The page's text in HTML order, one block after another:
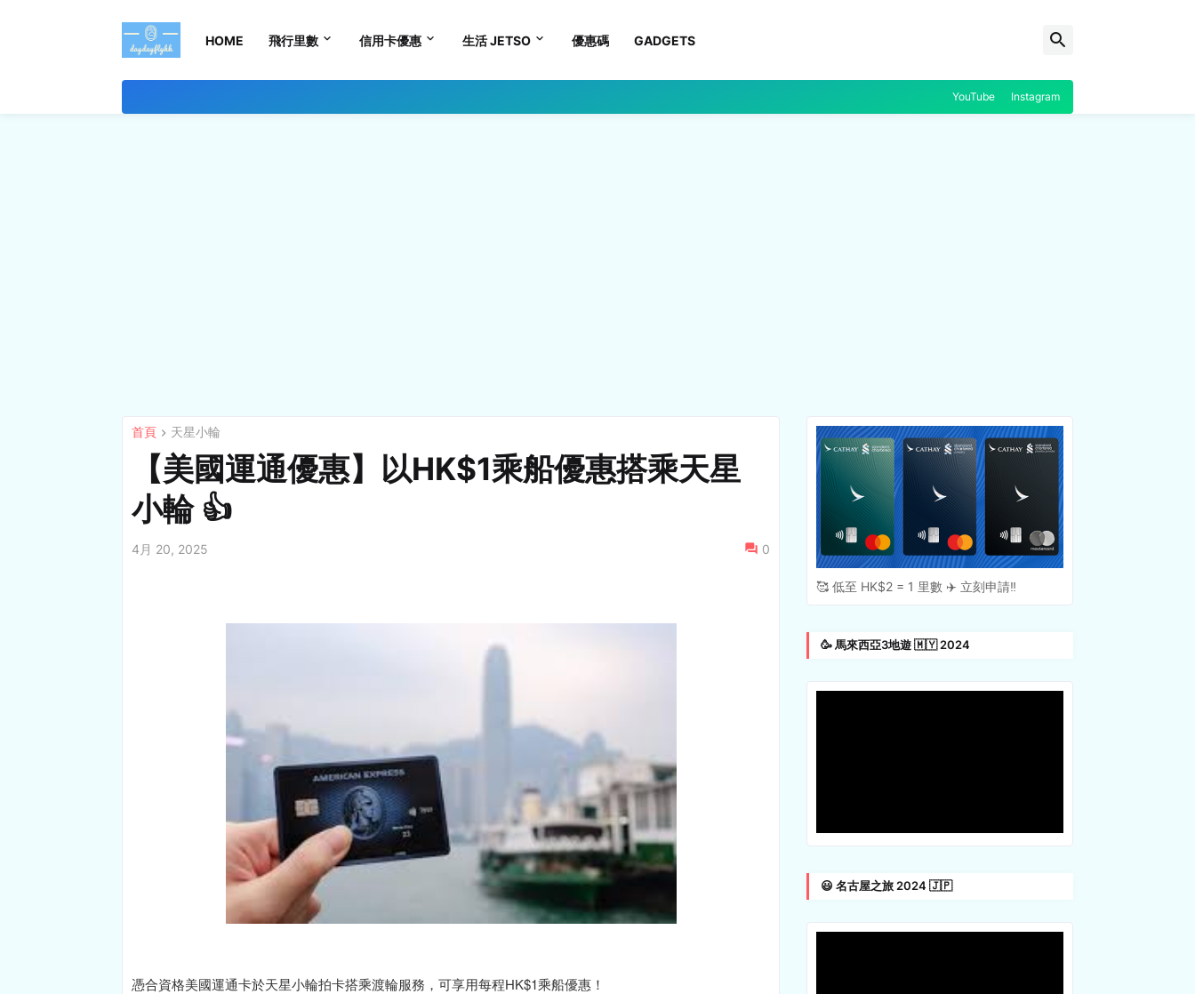
HOME 飛行里數 信用卡優惠 生活 JETSO 優惠碼 GADGETS
YouTube Instagram
首頁 天星小輪
【美國運通優惠】以HK$1乘船優惠搭乘天星
小輪 👍
4月 20, 2025 0
憑合資格美國運通卡於天星小輪拍卡搭乘渡輪服務，可享用每程HK$1乘船優惠！
🥰 低至 HK$2 = 1 里數 ✈️ 立刻申請‼️
🥳 馬來西亞3地遊 🇲🇾 2024
😃 名古屋之旅 2024 🇯🇵